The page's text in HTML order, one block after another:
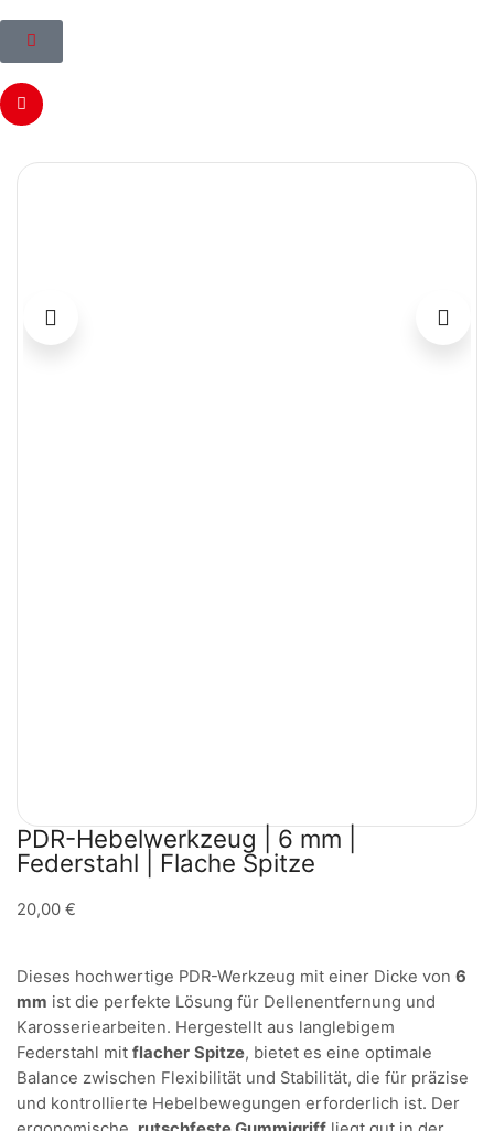
PDR-Hebelwerkzeug | 6 mm |
Federstahl | Flache Spitze
20,00 €
Dieses hochwertige PDR-Werkzeug mit einer Dicke von 6
mm ist die perfekte Lösung für Dellenentfernung und
Karosseriearbeiten. Hergestellt aus langlebigem
Federstahl mit flacher Spitze, bietet es eine optimale
Balance zwischen Flexibilität und Stabilität, die für präzise
und kontrollierte Hebelbewegungen erforderlich ist. Der